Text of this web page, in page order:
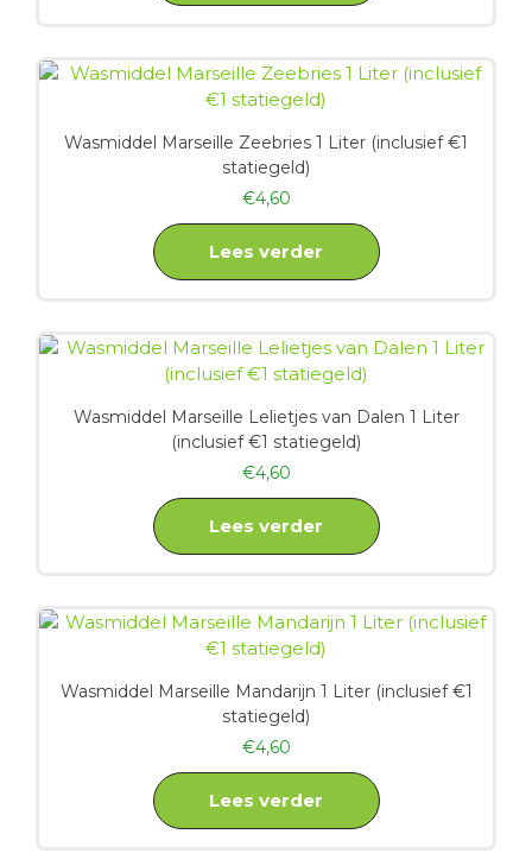
Wasmiddel Marseille Zeebries 1 Liter (inclusief €1
statiegeld)
€4,60
Lees verder
Wasmiddel Marseille Lelietjes van Dalen 1 Liter
(inclusief €1 statiegeld)
€4,60
Lees verder
Wasmiddel Marseille Mandarijn 1 Liter (inclusief €1
statiegeld)
€4,60
Lees verder